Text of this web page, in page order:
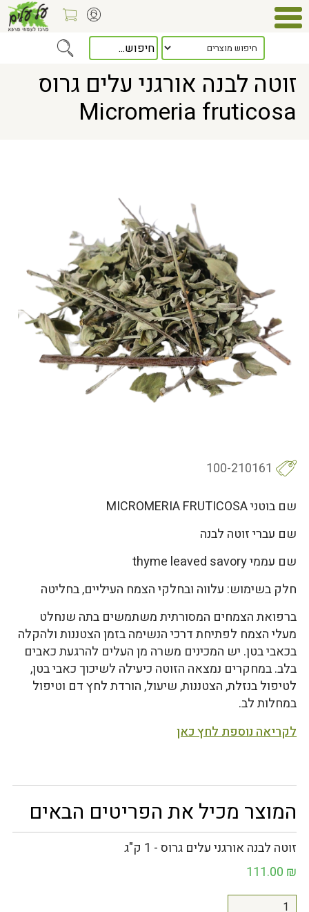
> זוטה לבנה אורגני עלים גרוס Micromeria fruticosa
זוטה לבנה אורגני עלים גרוס
Micromeria fruticosa
100-210161
שם בוטני MICROMERIA FRUTICOSA
שם עברי זוטה לבנה
שם עממי thyme leaved savory
חלק בשימוש: עלווה ובחלקי הצמח העיליים, בחליטה
ברפואת הצמחים המסורתית משתמשים בתה שנחלט
מעלי הצמח לפתיחת דרכי הנשימה בזמן הצטננות ולהקלה
בכאבי בטן. יש המכינים משרה מן העלים להרגעת כאבים
בלב. במחקרים נמצאה הזוטה כיעילה לשיכוך כאבי בטן,
לטיפול בנזלת, הצטננות, שיעול, הורדת לחץ דם וטיפול
במחלות לב.
לקריאה נוספת לחץ כאן
המוצר מכיל את הפריטים הבאים
זוטה לבנה אורגני עלים גרוס - 1 ק"ג
111.00 ₪